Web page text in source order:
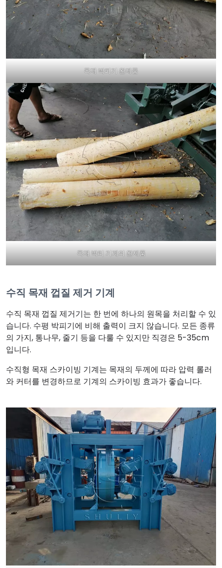
목재 박피기 완제품
목재 박리 기계의 완제품
수직 목재 껍질 제거 기계
수직 목재 껍질 제거기는 한 번에 하나의 원목을 처리할 수 있
습니다. 수평 박피기에 비해 출력이 크지 않습니다. 모든 종류
의 가지, 통나무, 줄기 등을 다룰 수 있지만 직경은 5-35cm
입니다.
수직형 목재 스카이빙 기계는 목재의 두께에 따라 압력 롤러
와 커터를 변경하므로 기계의 스카이빙 효과가 좋습니다.